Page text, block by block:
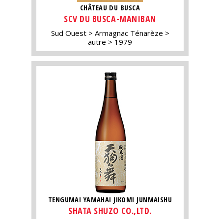
CHÂTEAU DU BUSCA
SCV DU BUSCA-MANIBAN
Sud Ouest
Armagnac Ténarèze
autre
1979
TENGUMAI YAMAHAI JIKOMI JUNMAISHU
SHATA SHUZO CO.,LTD.